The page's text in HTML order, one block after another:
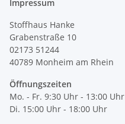
Impressum
Stoffhaus Hanke
Grabenstraße 10
02173 51244
40789 Monheim am Rhein
Öffnungszeiten
Mo. - Fr. 9:30 Uhr - 13:00 Uhr
Di. 15:00 Uhr - 18:00 Uhr